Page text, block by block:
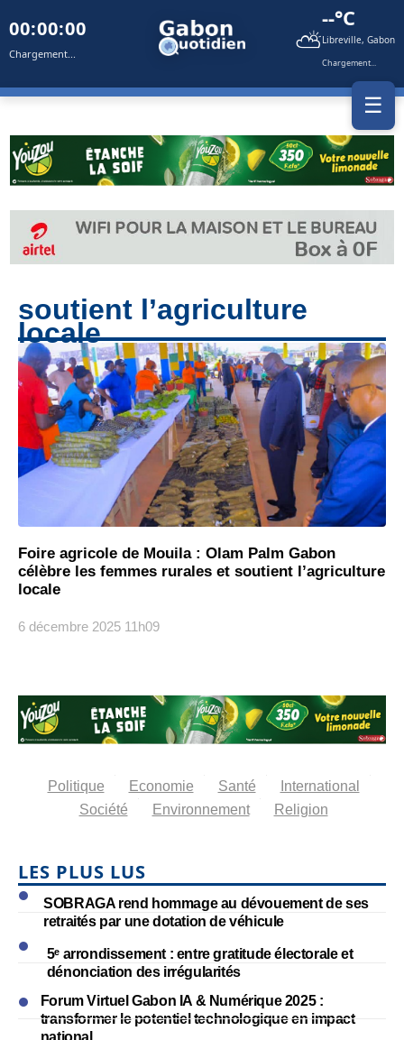
00:00:00
Chargement... ⛅
--°C
Libreville, Gabon
Chargement...
☰
soutient l’agriculture
locale
Foire agricole de Mouila : Olam Palm Gabon
célèbre les femmes rurales et soutient l’agriculture
locale
6 décembre 2025 11h09
Politique Economie Santé
International
Société
Environnement Religion
LES PLUS LUS
SOBRAGA rend hommage au dévouement de ses
retraités par une dotation de véhicule
5ᵉ arrondissement : entre gratitude électorale et
dénonciation des irrégularités
Forum Virtuel Gabon IA & Numérique 2025 :
transformer le potentiel technologique en impact
national